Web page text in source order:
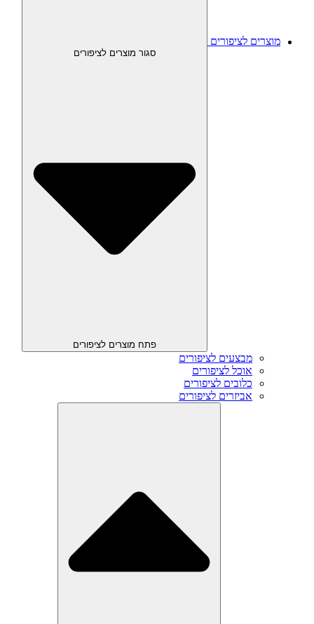
מוצרים לציפורים
סגור מוצרים לציפורים
פתח מוצרים לציפורים
מבצעים לציפורים
אוכל לציפורים
כלובים לציפורים
אביזרים לציפורים